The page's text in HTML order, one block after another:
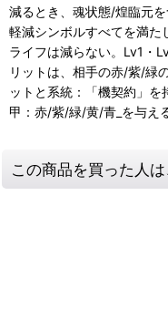
減るとき、魂状態/煌臨元
軽減シンボルすべてを満た
ライフは減らない。Lv1・
リットは、相手の赤/紫/緑
ットと系統：「機契約」を
甲：赤/紫/緑/黄/青_を与える
この商品を買った人